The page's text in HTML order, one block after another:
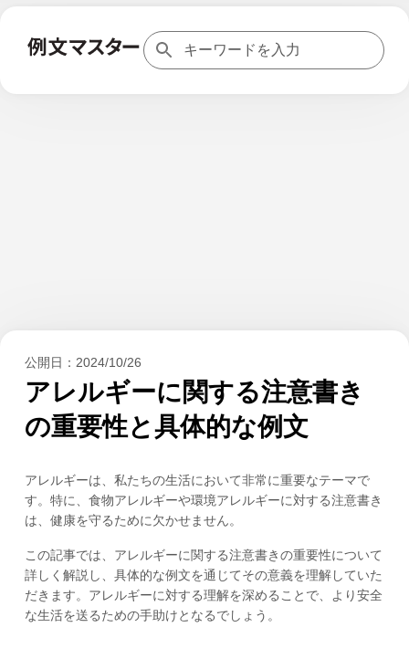
公開日： 2024/10/26
アレルギーに関する注意書き
の重要性と具体的な例文
アレルギーは、私たちの生活において非常に重要なテーマで
す。特に、食物アレルギーや環境アレルギーに対する注意書き
は、健康を守るために欠かせません。
この記事では、アレルギーに関する注意書きの重要性について
詳しく解説し、具体的な例文を通じてその意義を理解していた
だきます。アレルギーに対する理解を深めることで、より安全
な生活を送るための手助けとなるでしょう。